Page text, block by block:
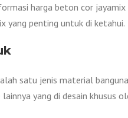
harga beton cor
yang penting untuk di ketahui.
satu jenis material
yang di desain khusus